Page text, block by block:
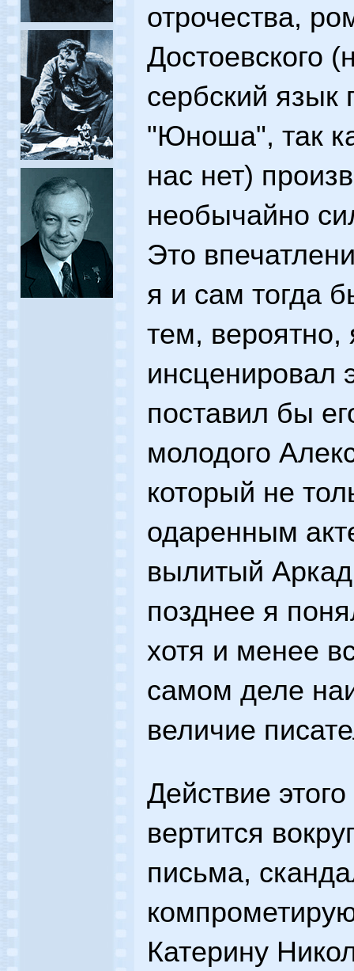
отрочества,
Достоевского
сербский язык
"Юноша", так
нас нет)
необычайно
Это
я и сам тогда
тем, вероятно,
инсценировал
поставил бы
молодого
который не
одаренным
вылитый
позднее я
хотя и менее
самом деле
величие
Действие
вертится
письма,
Катерину